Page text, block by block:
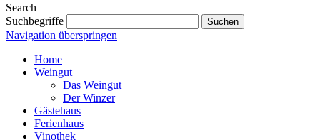
Search
Suchbegriffe
Suchen
Navigation überspringen
Home
Weingut
Das Weingut
Der Winzer
Gästehaus
Ferienhaus
Vinothek